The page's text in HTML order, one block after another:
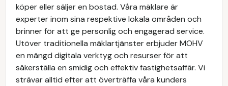
köper eller säljer en bostad. Våra mäklare är
experter inom sina respektive lokala områden och
brinner för att ge personlig och engagerad service.
Utöver traditionella mäklartjänster erbjuder MOHV
en mängd digitala verktyg och resurser för att
säkerställa en smidig och effektiv fastighetsaffär. Vi
strävar alltid efter att överträffa våra kunders